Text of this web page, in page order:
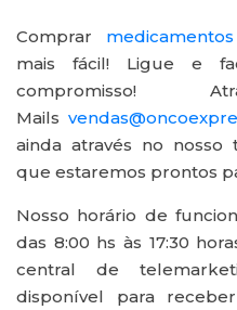
Comprar medicamentos
mais fácil! Ligue e
Mails
ainda através no nosso
que estaremos prontos
Nosso horário de
das 8:00 hs às 17:30
central de
disponível para